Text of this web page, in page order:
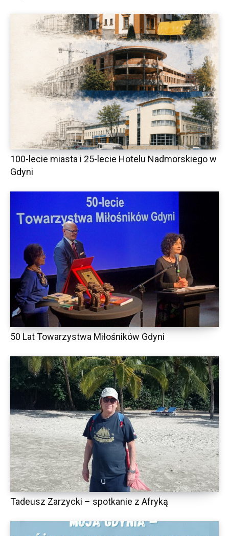
100-lecie miasta i 25-lecie Hotelu Nadmorskiego w
Gdyni
50 Lat Towarzystwa Miłośników Gdyni
Tadeusz Zarzycki – spotkanie z Afryką